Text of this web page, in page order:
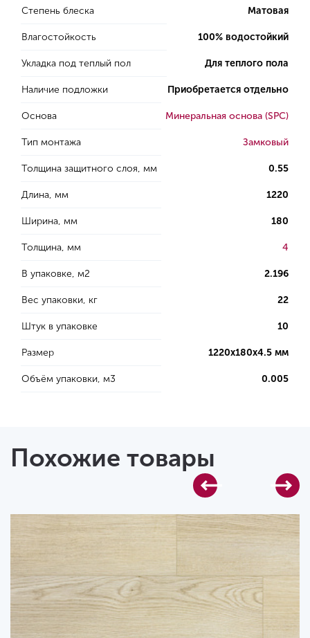
Степень блеска Матовая
Влагостойкость 100% водостойкий
Укладка под теплый пол Для теплого пола
Наличие подложки Приобретается отдельно
Основа Минеральная основа (SPC)
Тип монтажа Замковый
Толщина защитного слоя, мм 0.55
Длина, мм 1220
Ширина, мм 180
Толщина, мм 4
В упаковке, м2 2.196
Вес упаковки, кг 22
Штук в упаковке 10
Размер 1220х180х4.5 мм
Объём упаковки, м3 0.005
Похожие товары